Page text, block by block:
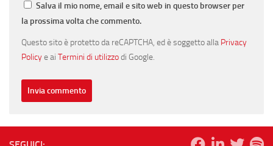
Salva il mio nome, email e sito web in questo browser per
la prossima volta che commento.
Questo sito è protetto da reCAPTCHA, ed è soggetto alla Privacy
Policye ai Termini di utilizzodi Google.